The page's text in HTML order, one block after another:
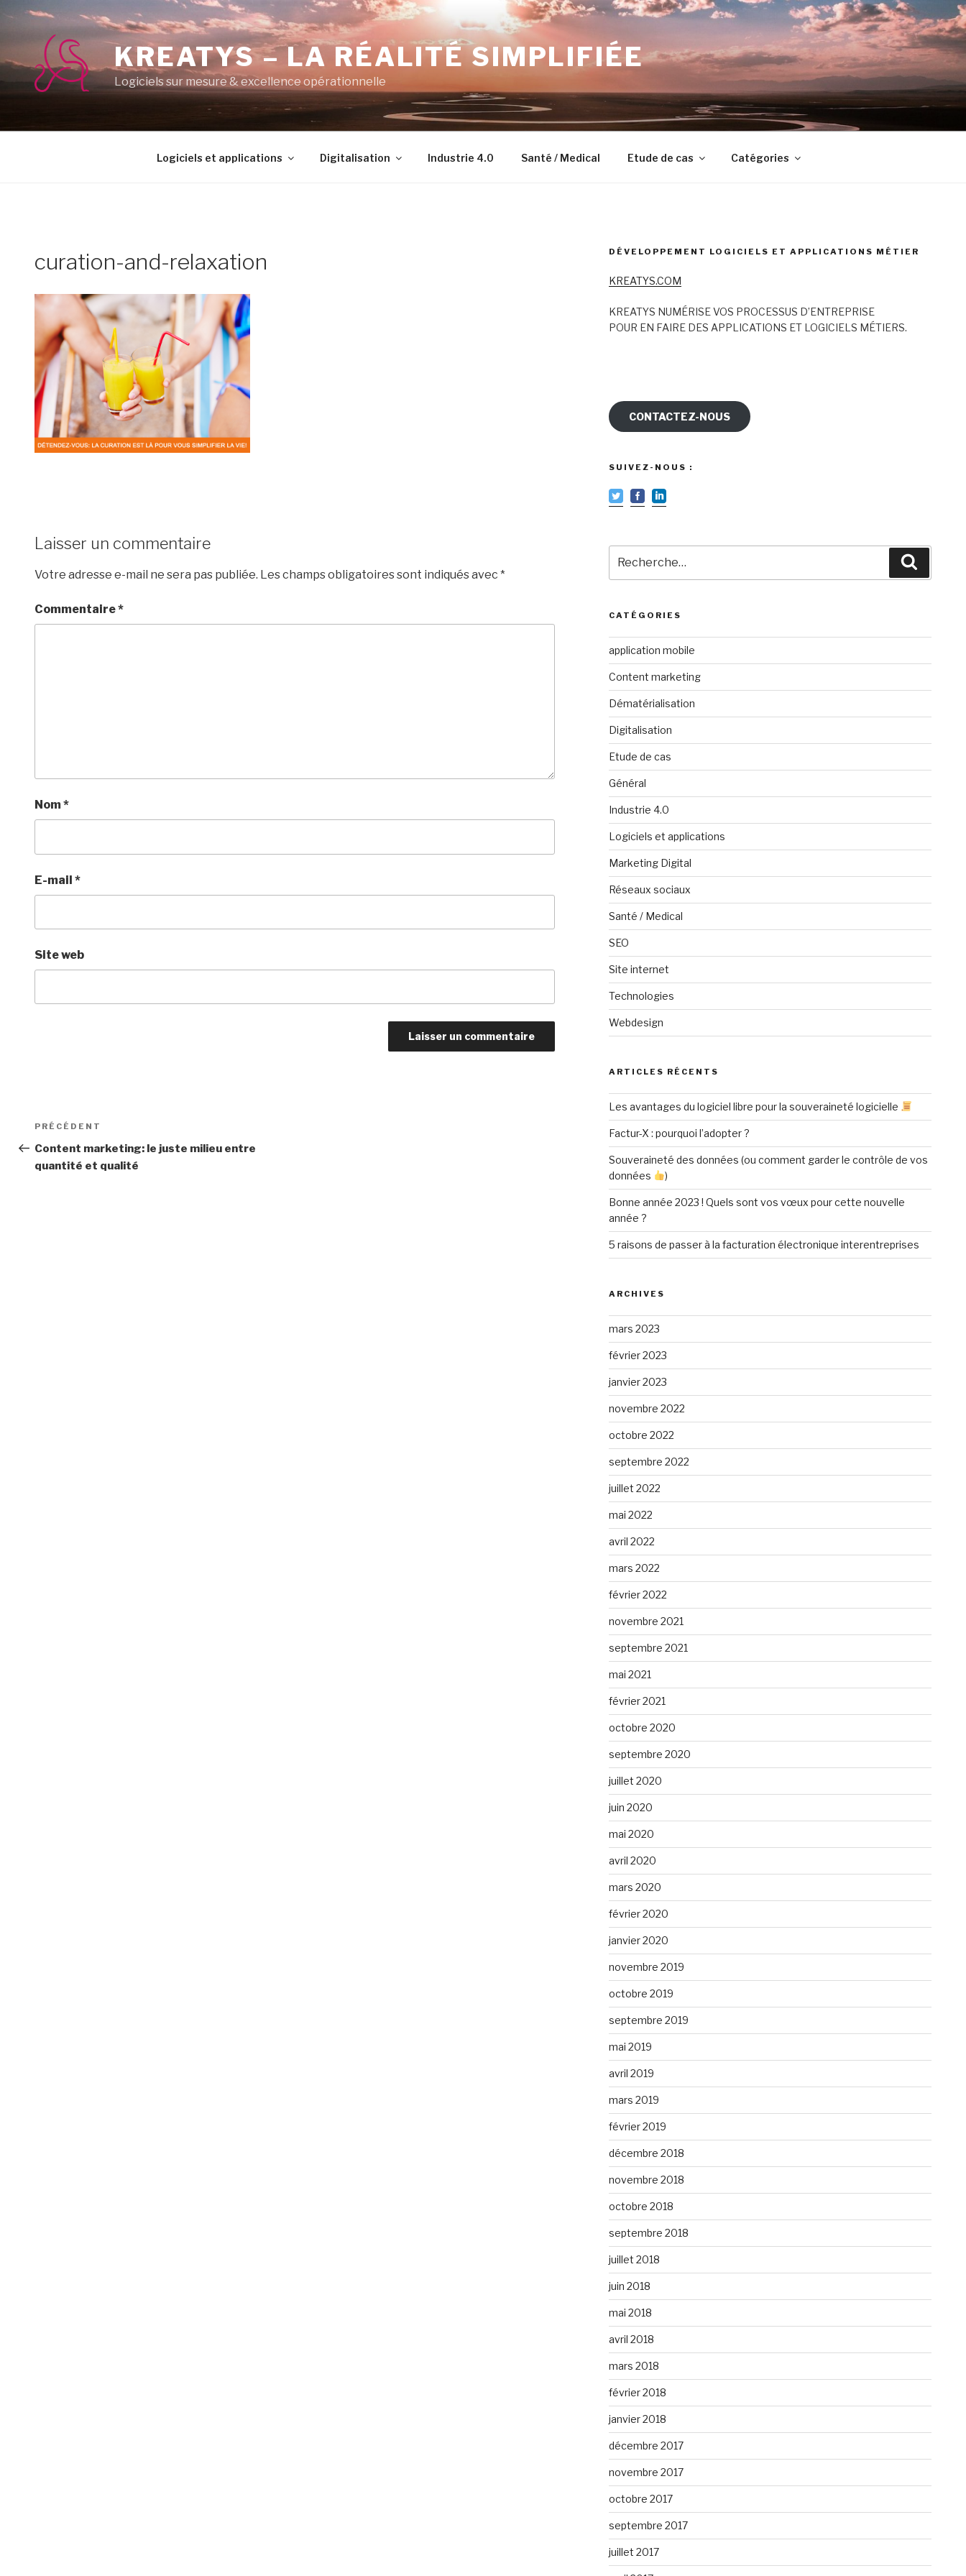
contenu
principal
KREATYS – LA RÉALITÉ SIMPLIFIÉE
Logiciels sur mesure & excellence opérationnelle
Logiciels et applications Digitalisation Industrie 4.0 Santé / Medical Etude de cas Catégories
curation-and-relaxation
Laisser un commentaire
Votre adresse e-mail ne sera pas publiée. Les champs obligatoires sont indiqués avec *
Commentaire*
Nom*
E-mail *
Site web
Navigation
de
l’article
Article
précédent
PRÉCÉDENT
Content marketing: le juste milieu entre
quantité et qualité
DÉVELOPPEMENT LOGICIELS ET APPLICATIONS MÉTIER
KREATYS.COM
KREATYS NUMÉRISE VOS PROCESSUS D’ENTREPRISE
POUR EN FAIRE DES APPLICATIONS ET LOGICIELS MÉTIERS.
CONTACTEZ-NOUS
SUIVEZ-NOUS :
pour
:
CATÉGORIES
application mobile
Content marketing
Dématérialisation
Digitalisation
Etude de cas
Général
Industrie 4.0
Logiciels et applications
Marketing Digital
Réseaux sociaux
Santé / Medical
SEO
Site internet
Technologies
Webdesign
ARTICLES RÉCENTS
Les avantages du logiciel libre pour la souveraineté logicielle
Factur-X : pourquoi l’adopter ?
Souveraineté des données (ou comment garder le contrôle de vos
données
)
Bonne année 2023 ! Quels sont vos vœux pour cette nouvelle
année ?
5 raisons de passer à la facturation électronique interentreprises
ARCHIVES
mars 2023
février 2023
janvier 2023
novembre 2022
octobre 2022
septembre 2022
juillet 2022
mai 2022
avril 2022
mars 2022
février 2022
novembre 2021
septembre 2021
mai 2021
février 2021
octobre 2020
septembre 2020
juillet 2020
juin 2020
mai 2020
avril 2020
mars 2020
février 2020
janvier 2020
novembre 2019
octobre 2019
septembre 2019
mai 2019
avril 2019
mars 2019
février 2019
décembre 2018
novembre 2018
octobre 2018
septembre 2018
juillet 2018
juin 2018
mai 2018
avril 2018
mars 2018
février 2018
janvier 2018
décembre 2017
novembre 2017
octobre 2017
septembre 2017
juillet 2017